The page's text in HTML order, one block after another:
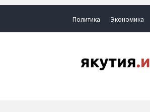
Политика Экономика